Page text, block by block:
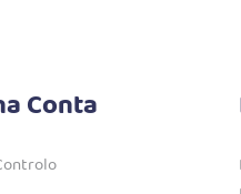
Conta